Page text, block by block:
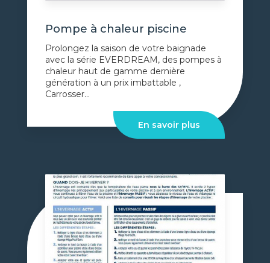
Pompe à chaleur piscine
Prolongez la saison de votre baignade
avec la série EVERDREAM, des pompes à
chaleur haut de gamme dernière
génération à un prix imbattable ,
Carrosser...
En savoir plus